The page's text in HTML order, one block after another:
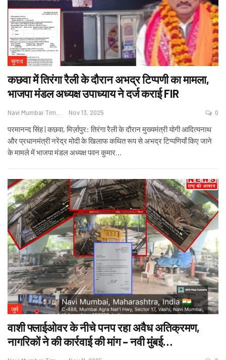
चुनाव
कछवा में तिरंगा रैली के दौरान अभद्र टिप्पणी का मामला,
भाजपा मंडल अध्यक्ष उपाध्याय ने दर्ज कराई FIR
Nov 13, 2025 0
परमानन्द सिंह | कछवा, मिर्ज़ापुर: तिरंगा रैली के दौरान मुख्यमंत्री योगी आदित्यनाथ
और प्रधानमंत्री नरेंद्र मोदी के खिलाफ कथित रूप से अभद्र टिप्पणियाँ किए जाने
के मामले में भाजपा मंडल अध्यक्ष पवन कुमार…
जुर्म
वाशी फ्लाईओवर के नीचे पनप रहा अवैध अतिक्रमण,
नागरिकों ने की कार्रवाई की मांग – नवी मुंबई…